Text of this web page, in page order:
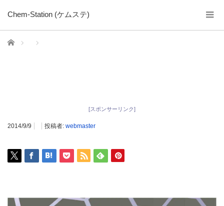
Chem-Station (ケムステ)
ホーム
[スポンサーリンク]
2014/9/9 投稿者: webmaster